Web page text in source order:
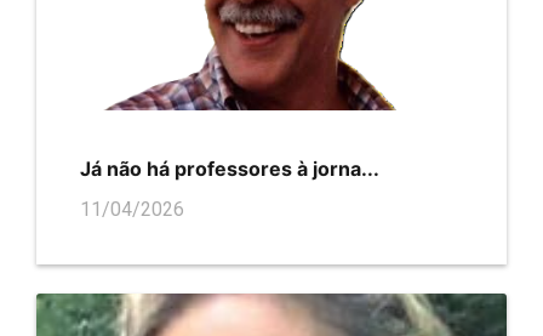
Já não há professores à jorna...
11/04/2026